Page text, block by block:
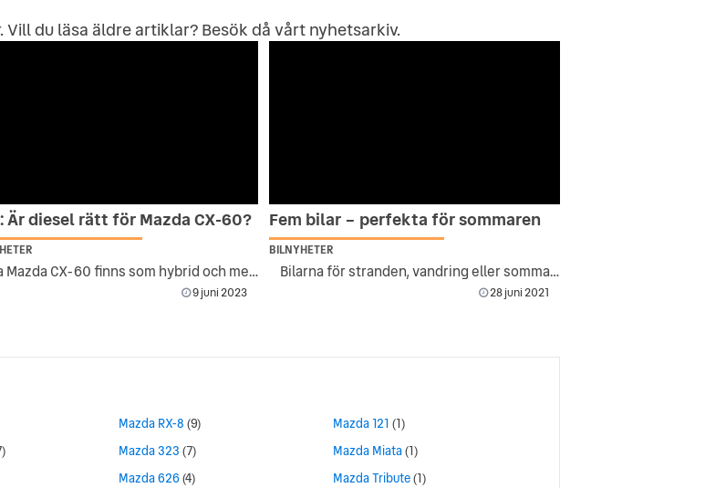
du läsa äldre artiklar? Besök då vårtnyhetsarkiv.
Är diesel rätt för Mazda CX-60?
Nya Mazda CX-60 finns som hybrid och med diesel-motor.
9 juni 2023
Fem bilar – perfekta för sommaren
BILNYHETER
Bilarna för stranden, vandring eller sommarstugan
28 juni 2021
Mazda RX-8 (9)
Mazda 323 (7)
Mazda 626(4)
Mazda 121 (1)
Mazda Miata(1)
Mazda Tribute(1)